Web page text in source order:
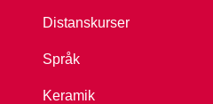
Distanskurser
Språk
Keramik